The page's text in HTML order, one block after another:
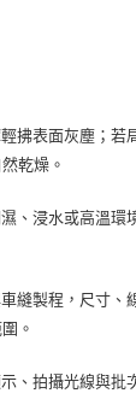
拂表面灰塵；若
乾燥。
、浸水或高溫環
縫製程，尺寸、
。
、拍攝光線與批